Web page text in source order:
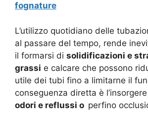
fognature
L’utilizzo quotidiano delle
al passare del tempo, rende
il formarsi di solidificazioni e
grassi e calcare che possono
utile dei tubi fino a limitarne il
conseguenza diretta è
odori e reflussi o perfino